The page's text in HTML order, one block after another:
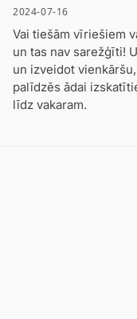
2024-07-16
Vai tiešām vīriešiem
un tas nav sarežģīti!
un izveidot
palīdzēs ādai
līdz vakaram.